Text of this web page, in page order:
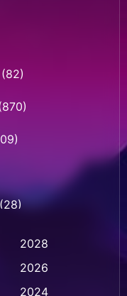
(82)
(235)
(32)
2028
2026
2024